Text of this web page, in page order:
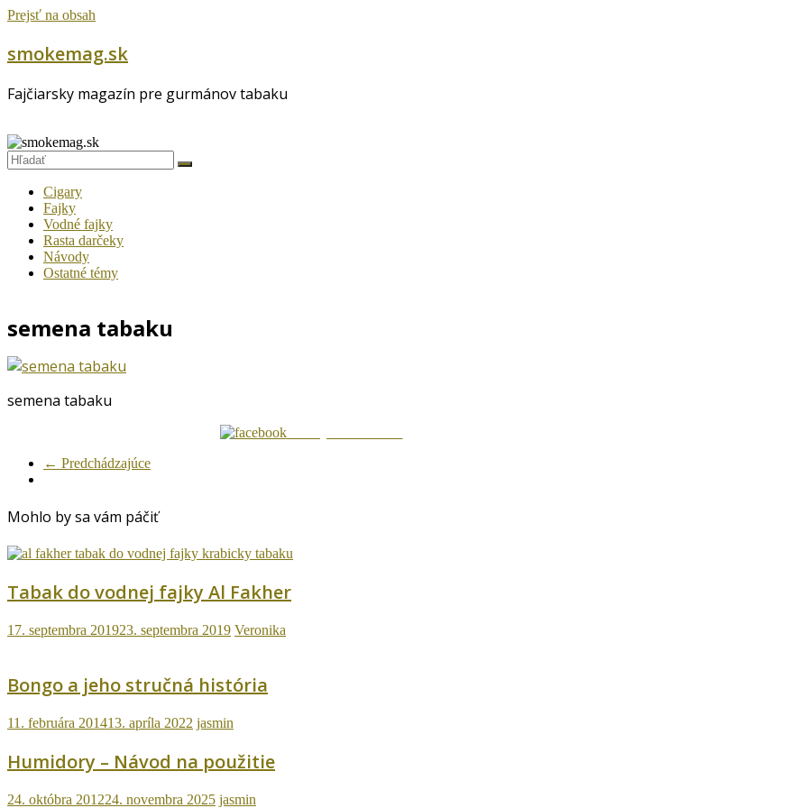
Prejsť na obsah
smokemag.sk
Fajčiarsky magazín pre gurmánov tabaku
Cigary
Fajky
Vodné fajky
Rasta darčeky
Návody
Ostatné témy
semena tabaku
semena tabaku
Zdielaj na Facebook
← Predchádzajúce
Mohlo by sa vám páčiť
Tabak do vodnej fajky Al Fakher
17. septembra 201923. septembra 2019 Veronika
Bongo a jeho stručná história
11. februára 201413. apríla 2022 jasmin
Humidory – Návod na použitie
24. októbra 201224. novembra 2025 jasmin